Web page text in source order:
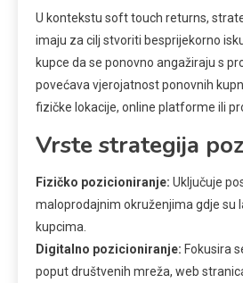
U kontekstu soft touch returns,
imaju za cilj stvoriti besprijekorno
kupce da se ponovno angažiraju s
povećava vjerojatnost ponovnih
fizičke lokacije, online platforme ili
Vrste strategija
Fizičko pozicioniranje: Uključuje
maloprodajnim okruženjima gdje su
kupcima.
Digitalno pozicioniranje: Fokusira
poput društvenih mreža, web